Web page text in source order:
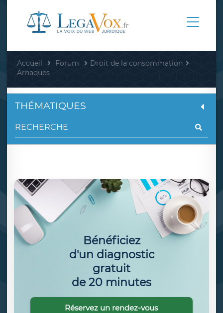
Accueil Forum
Droit de la consommation
Arnaques
THÉMATIQUES
Bénéficiez
d'un diagnostic
gratuit
de 20 minutes
Réservez un rendez-vous